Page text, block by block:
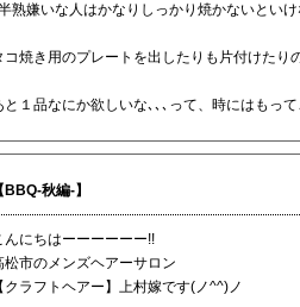
熟嫌いな人はかなりしっかり焼かないといけ
コ焼き用のプレートを出したりも片付けた
と１品なにか欲しいな､､､って、時にはもっ
【BBQ-秋編-】
んにちはーーーーーー!!
松市のメンズヘアーサロン
【クラフトヘアー】上村嫁です(ノ^^)ノ